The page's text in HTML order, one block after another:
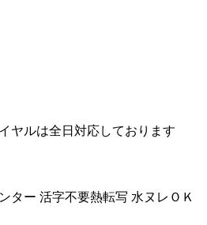
ヤルは全日対応しております
ター 活字不要熱転写 水ヌレＯＫ